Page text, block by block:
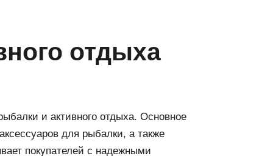
отдыха
и активного отдыха. Основное
для рыбалки, а также
покупателей с надежными